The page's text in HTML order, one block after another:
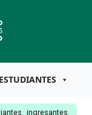
ESTUDIANTES
ingresantes